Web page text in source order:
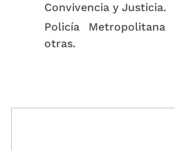
Convivencia y Justicia.
Policía
otras.